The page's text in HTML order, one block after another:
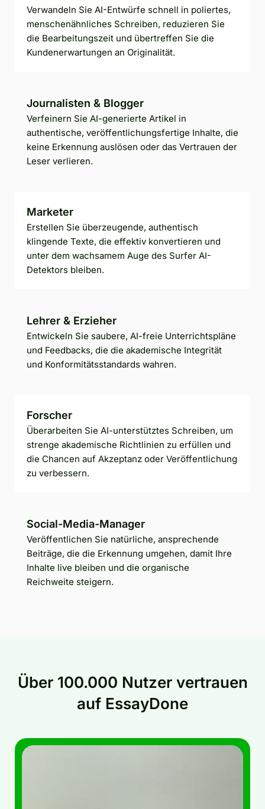
Verwandeln Sie AI-Entwürfe schnell in poliertes,
menschenähnliches Schreiben, reduzieren Sie
die Bearbeitungszeit und übertreffen Sie die
Kundenerwartungen an Originalität.
Journalisten & Blogger
Verfeinern Sie AI-generierte Artikel in
authentische, veröffentlichungsfertige Inhalte, die
keine Erkennung auslösen oder das Vertrauen der
Leser verlieren.
Marketer
Erstellen Sie überzeugende, authentisch
klingende Texte, die effektiv konvertieren und
unter dem wachsamem Auge des Surfer AI-
Detektors bleiben.
Lehrer & Erzieher
Entwickeln Sie saubere, AI-freie Unterrichtspläne
und Feedbacks, die die akademische Integrität
und Konformitätsstandards wahren.
Forscher
Überarbeiten Sie AI-unterstütztes Schreiben, um
strenge akademische Richtlinien zu erfüllen und
die Chancen auf Akzeptanz oder Veröffentlichung
zu verbessern.
Social-Media-Manager
Veröffentlichen Sie natürliche, ansprechende
Beiträge, die die Erkennung umgehen, damit Ihre
Inhalte live bleiben und die organische
Reichweite steigern.
Über 100.000 Nutzer vertrauen
auf EssayDone